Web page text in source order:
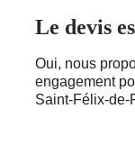
Le devis
Oui, nous
engagement
Saint-Félix-de-